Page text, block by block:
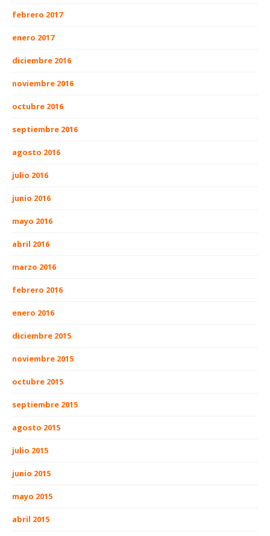
febrero 2017
enero 2017
diciembre 2016
noviembre 2016
octubre 2016
septiembre 2016
agosto 2016
julio 2016
junio 2016
mayo 2016
abril 2016
marzo 2016
febrero 2016
enero 2016
diciembre 2015
noviembre 2015
octubre 2015
septiembre 2015
agosto 2015
julio 2015
junio 2015
mayo 2015
abril 2015